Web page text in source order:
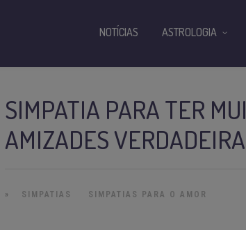
SIMPATIA PARA TER
AMIZADES
» SIMPATIAS SIMPATIAS PARA O AMOR
NOTÍCIAS ASTROLOGIA